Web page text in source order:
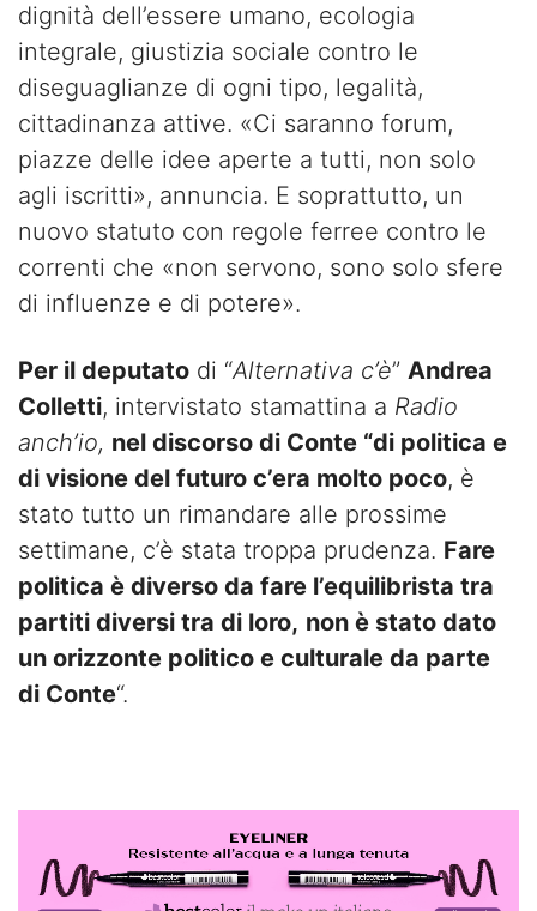
dignità dell’essere umano, ecologia
integrale, giustizia sociale contro le
diseguaglianze di ogni tipo, legalità,
cittadinanza attive. «Ci saranno forum,
piazze delle idee aperte a tutti, non solo
agli iscritti», annuncia. E soprattutto, un
nuovo statuto con regole ferree contro le
correnti che «non servono, sono solo sfere
di influenze e di potere».
Per il deputato di “Alternativa c’è” Andrea
Colletti, intervistato stamattina a Radio
anch’io, nel discorso di Conte “di politica e
di visione del futuro c’era molto poco, è
stato tutto un rimandare alle prossime
settimane, c’è stata troppa prudenza. Fare
politica è diverso da fare l’equilibrista tra
partiti diversi tra di loro, non è stato dato
un orizzonte politico e culturale da parte
di Conte“.